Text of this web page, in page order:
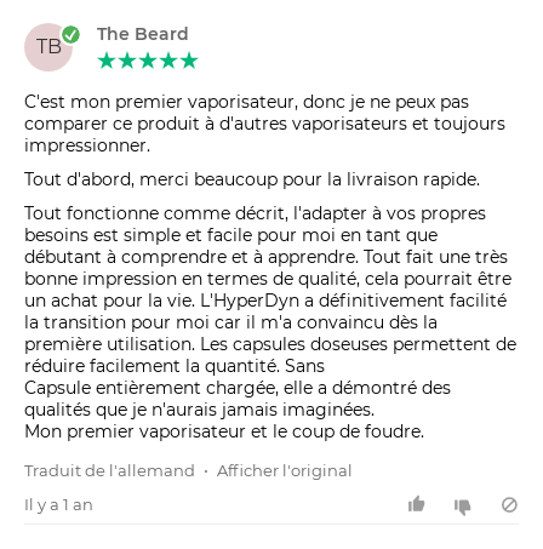
TB
The Beard
C'est mon premier vaporisateur, donc je ne peux pas
comparer ce produit à d'autres vaporisateurs et toujours
impressionner.
Tout d'abord, merci beaucoup pour la livraison rapide.
Tout fonctionne comme décrit, l'adapter à vos propres
besoins est simple et facile pour moi en tant que
débutant à comprendre et à apprendre. Tout fait une très
bonne impression en termes de qualité, cela pourrait être
un achat pour la vie. L'HyperDyn a définitivement facilité
la transition pour moi car il m'a convaincu dès la
première utilisation. Les capsules doseuses permettent de
réduire facilement la quantité. Sans
Capsule entièrement chargée, elle a démontré des
qualités que je n'aurais jamais imaginées.
Mon premier vaporisateur et le coup de foudre.
Traduit de l'allemand • Afficher l'original
Il y a 1 an